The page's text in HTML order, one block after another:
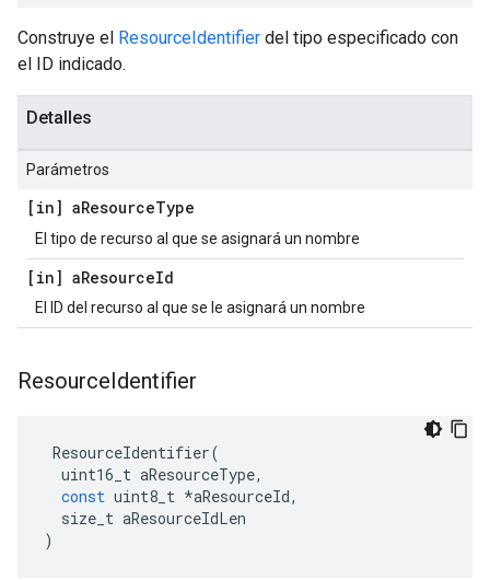
Construye el ResourceIdentifier del tipo especificado con
el ID indicado.
Detalles
Parámetros
[in] aResourceType
El tipo de recurso al que se asignará un nombre
[in] aResourceId
El ID del recurso al que se le asignará un nombre
ResourceIdentifier
ResourceIdentifier(
uint16_t aResourceType,
const uint8_t *aResourceId,
size_t aResourceIdLen
)